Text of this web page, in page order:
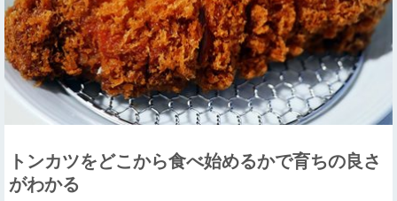
トンカツをどこから食べ始めるかで育ちの良さ
がわかる